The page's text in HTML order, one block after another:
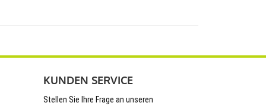
KUNDEN SERVICE
Stellen Sie Ihre Frage an unseren